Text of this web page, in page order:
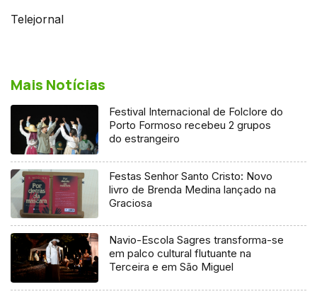
Telejornal
Mais Notícias
Festival Internacional de Folclore do
Porto Formoso recebeu 2 grupos
do estrangeiro
Festas Senhor Santo Cristo: Novo
livro de Brenda Medina lançado na
Graciosa
Navio-Escola Sagres transforma-se
em palco cultural flutuante na
Terceira e em São Miguel